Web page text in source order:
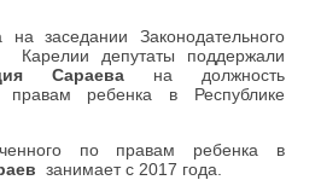
заседании Законодательного
Карелии депутаты поддержали
Сараева на должность
правам ребенка в Республике
по правам ребенка в
занимает с 2017 года.